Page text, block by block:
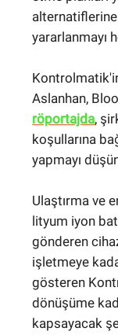
yararlanmayı
Aslanhan,
röportajda,
koşullarına
yapmayı
Ulaştırma ve
lityum iyon
gönderen
işletmeye
gösteren
dönüşüme
kapsayacak